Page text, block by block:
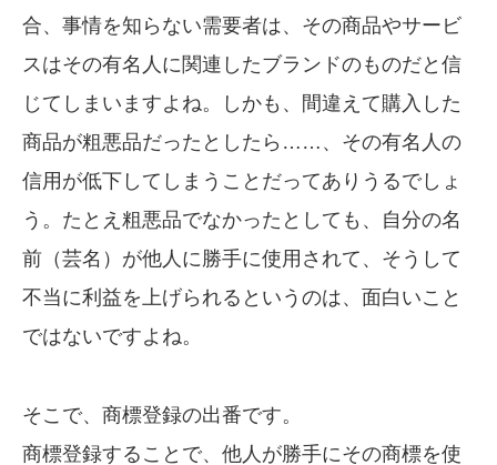
合、事情を知らない需要者は、その商品やサービ
スはその有名人に関連したブランドのものだと信
じてしまいますよね。しかも、間違えて購入した
商品が粗悪品だったとしたら……、その有名人の
信用が低下してしまうことだってありうるでしょ
う。たとえ粗悪品でなかったとしても、自分の名
前（芸名）が他人に勝手に使用されて、そうして
不当に利益を上げられるというのは、面白いこと
ではないですよね。
そこで、商標登録の出番です。
商標登録することで、他人が勝手にその商標を使